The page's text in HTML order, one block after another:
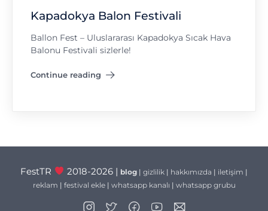
Kapadokya Balon Festivali
Ballon Fest – Uluslararası Kapadokya Sıcak Hava
Balonu Festivali sizlerle!
Continue reading
"Kapadokya Balon Festivali"
FestTR 2018-2026 | blog| gizlilik| hakkımızda | iletişim |
reklam | festival ekle| whatsapp kanalı | whatsapp grubu